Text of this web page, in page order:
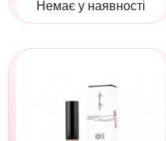
Немає у наявності